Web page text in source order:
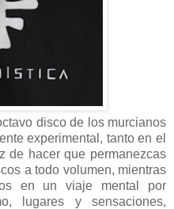
disco de los murcianos
experimental, tanto en el
de hacer que permanezcas
a todo volumen, mientras
en un viaje mental por
lugares y sensaciones,